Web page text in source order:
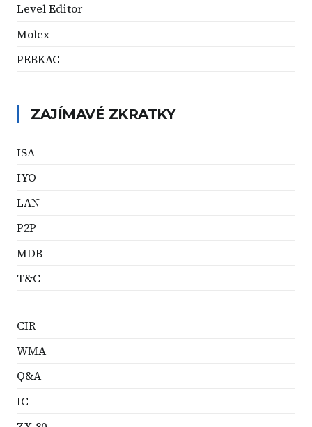
Level Editor
Molex
PEBKAC
ZAJÍMAVÉ ZKRATKY
ISA
IYO
LAN
P2P
MDB
T&C
CIR
WMA
Q&A
IC